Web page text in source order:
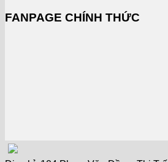
FANPAGE CHÍNH THỨC